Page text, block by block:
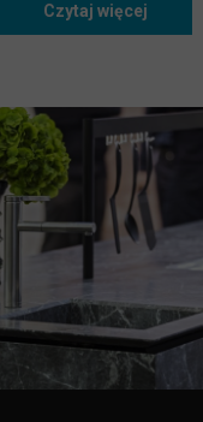
Czytaj więcej